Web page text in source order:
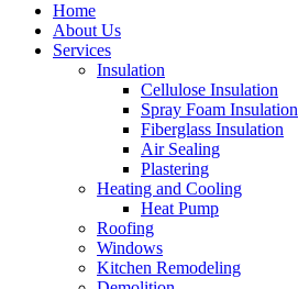
Home
About Us
Services
Insulation
Cellulose Insulation
Spray Foam Insulation
Fiberglass Insulation
Air Sealing
Plastering
Heating and Cooling
Heat Pump
Roofing
Windows
Kitchen Remodeling